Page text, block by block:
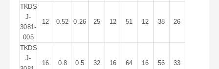
TKDS
J-
3081-
005
12 0.52 0.26 25 12 51 12 38 26
TKDS
J-
16 0.8 0.5 32 16 64 16 56 33